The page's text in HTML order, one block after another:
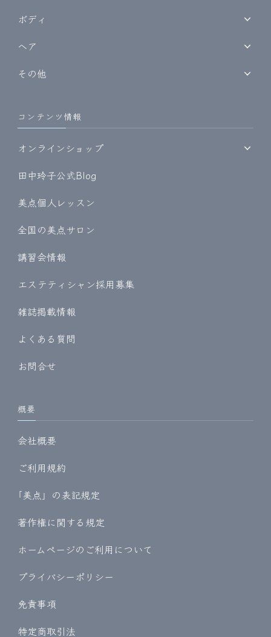
ボディ
ヘア
その他
コンテンツ情報
オンラインショップ
田中玲子公式Blog
美点個人レッスン
全国の美点サロン
講習会情報
エステティシャン採用募集
雑誌掲載情報
よくある質問
お問合せ
概要
会社概要
ご利用規約
｢美点」の表記規定
著作権に関する規定
ホームページのご利用について
プライバシーポリシー
免責事項
特定商取引法